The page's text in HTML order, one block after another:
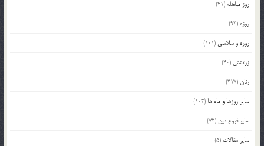
روز مباهله (41)
روزه (93)
روزه و سلامتی (101)
زرتشتی (40)
زنان(317)
سایر روزها و ماه ها (103)
سایر فروع دین (72)
سایر مقالات (5)